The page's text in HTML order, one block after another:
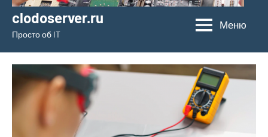
clodoserver.ru
Просто об IT
Меню